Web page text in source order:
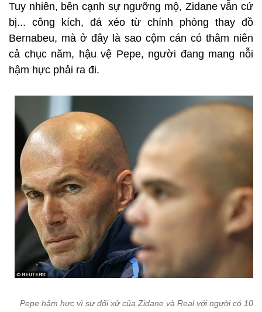
Tuy nhiên, bên cạnh sự ngưỡng mộ, Zidane vẫn cứ
bị... công kích, đá xéo từ chính phòng thay đồ
Bernabeu, mà ở đây là sao cộm cán có thâm niên
cả chục năm, hậu vệ Pepe, người đang mang nỗi
hậm hực phải ra đi.
Pepe hậm hực vì sự đối xử của Zidane và Real với người có 10